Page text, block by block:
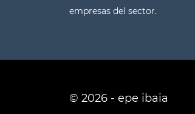
empresas del sector.
© 2026 - epe ibaia